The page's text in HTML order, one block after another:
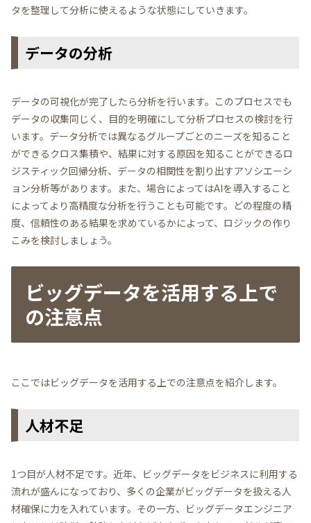
タを整理して分析に使えるような状態にしていきます。
データの分析
データの可視化が完了したら分析を行います。このプロセスでも
データの収集同じく、目的を明確にして分析プロセスの検討を行
います。データ分析では異なるグループごとのニーズを知ること
ができるクロス集積や、結果に対する原因を知ることができるロ
ジスティック回帰分析、データの相関性を割り出すアソシエーシ
ョン分析等があります。また、場合によってはAIを導入すること
によってより高精度な分析を行うことも可能です。どの程度の精
度、信頼性のある結果を求めているかによって、ロジックの作り
こみを検討しましょう。
ビッグデータを活用する上で
の注意点
ここではビッグデータを活用する上での注意点を紹介します。
人材不足
1つ目が人材不足です。近年、ビッグデータをビジネスに利用する
流れが盛んになっており、多くの企業がビッグデータを扱える人
材確保に力を入れています。その一方、ビッグデータエンジニア